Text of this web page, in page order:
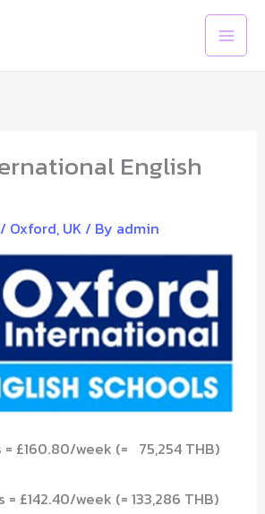
Main
English
/ Oxford, UK / By admin
= £160.80/week (= 75,254 THB)
= £142.40/week (= 133,286 THB)